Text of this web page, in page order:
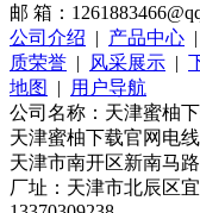
邮 箱：
公司介绍 | 产品中心 |
质荣誉 | 风采展示 |
地图
|
用户导航
公司名称：天津蜜柚
天津蜜柚下载官网电
天津市南开区新南马
厂址：天津市北辰区